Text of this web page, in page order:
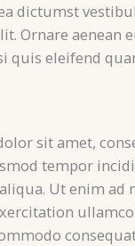
dictumst
Ornare aenean
quis eleifend
sit amet,
tempor
Ut enim ad